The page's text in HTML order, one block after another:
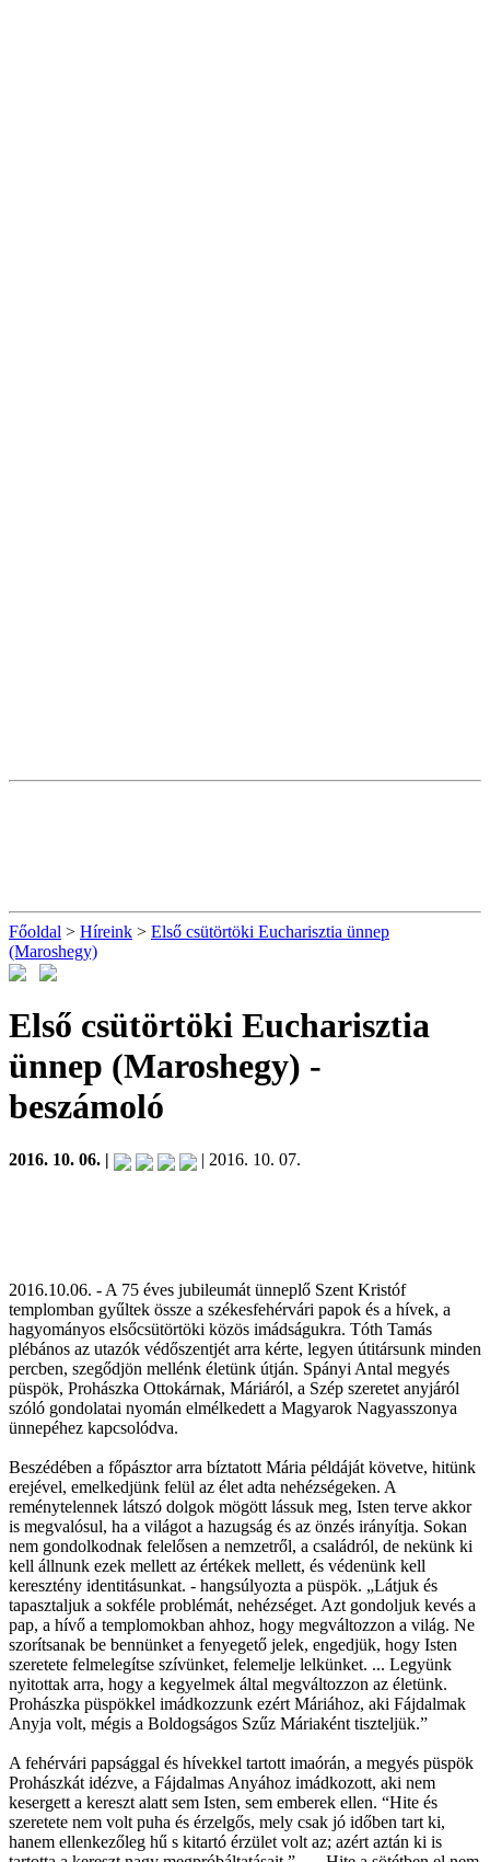
Főoldal > Híreink > Első csütörtöki Eucharisztia ünnep
(Maroshegy)
Első csütörtöki Eucharisztia
ünnep (Maroshegy) -
beszámoló
2016. 10. 06. | | 2016. 10. 07.
2016.10.06. - A 75 éves jubileumát ünneplő Szent Kristóf
templomban gyűltek össze a székesfehérvári papok és a hívek, a
hagyományos elsőcsütörtöki közös imádságukra. Tóth Tamás
plébános az utazók védőszentjét arra kérte, legyen útitársunk minden
percben, szegődjön mellénk életünk útján. Spányi Antal megyés
püspök, Prohászka Ottokárnak, Máriáról, a Szép szeretet anyjáról
szóló gondolatai nyomán elmélkedett a Magyarok Nagyasszonya
ünnepéhez kapcsolódva.
Beszédében a főpásztor arra bíztatott Mária példáját követve, hitünk
erejével, emelkedjünk felül az élet adta nehézségeken. A
reménytelennek látszó dolgok mögött lássuk meg, Isten terve akkor
is megvalósul, ha a világot a hazugság és az önzés irányítja. Sokan
nem gondolkodnak felelősen a nemzetről, a családról, de nekünk ki
kell állnunk ezek mellett az értékek mellett, és védenünk kell
keresztény identitásunkat. - hangsúlyozta a püspök. „Látjuk és
tapasztaljuk a sokféle problémát, nehézséget. Azt gondoljuk kevés a
pap, a hívő a templomokban ahhoz, hogy megváltozzon a világ. Ne
szorítsanak be bennünket a fenyegető jelek, engedjük, hogy Isten
szeretete felmelegítse szívünket, felemelje lelkünket. ... Legyünk
nyitottak arra, hogy a kegyelmek által megváltozzon az életünk.
Prohászka püspökkel imádkozzunk ezért Máriához, aki Fájdalmak
Anyja volt, mégis a Boldogságos Szűz Máriaként tiszteljük.”
A fehérvári papsággal és hívekkel tartott imaórán, a megyés püspök
Prohászkát idézve, a Fájdalmas Anyához imádkozott, aki nem
kesergett a kereszt alatt sem Isten, sem emberek ellen. “Hite és
szeretete nem volt puha és érzelgős, mely csak jó időben tart ki,
hanem ellenkezőleg hű s kitartó érzület volt az; azért aztán ki is